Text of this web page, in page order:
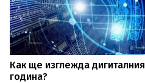
Как ще изглежда
година?